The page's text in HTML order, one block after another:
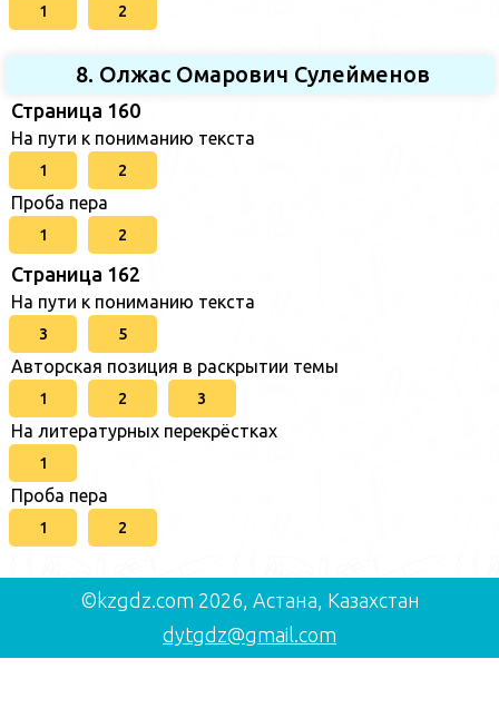
1 2
8. Олжас Омарович Сулейменов
Страница 160
На пути к пониманию текста
1 2
Проба пера
1 2
Страница 162
На пути к пониманию текста
3 5
Авторская позиция в раскрытии темы
1 2 3
На литературных перекрёстках
1
Проба пера
1 2
©kzgdz.com 2026, Астана, Казахстан
dytgdz@gmail.com